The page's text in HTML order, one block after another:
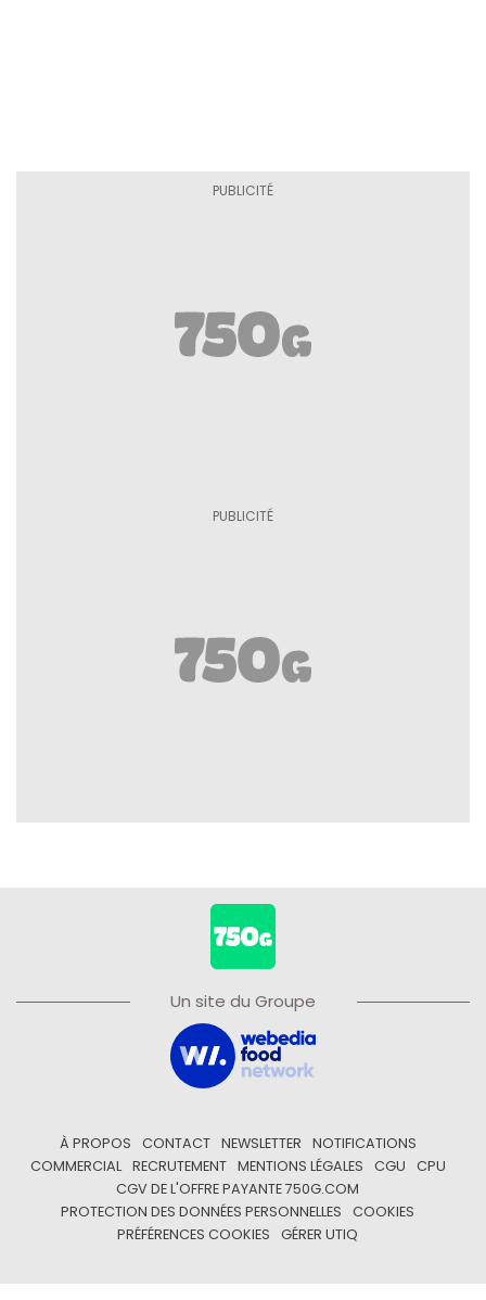
Un site du Groupe
À PROPOS CONTACT NEWSLETTER
NOTIFICATIONS
COMMERCIAL
RECRUTEMENT MENTIONS LÉGALES CGU
CPU
CGV DE L'OFFRE PAYANTE 750G.COM
PROTECTION DES DONNÉES PERSONNELLES
COOKIES
PRÉFÉRENCES COOKIES
GÉRER UTIQ